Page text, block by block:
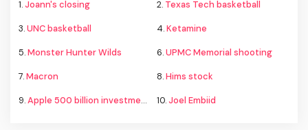
1.Joann's closing 2. Texas Tech basketball
3.UNC basketball 4.Ketamine
5.Monster Hunter Wilds 6.UPMC Memorial shooting
7.Macron 8.Hims stock
9.Apple 500 billion investment 10.Joel Embiid